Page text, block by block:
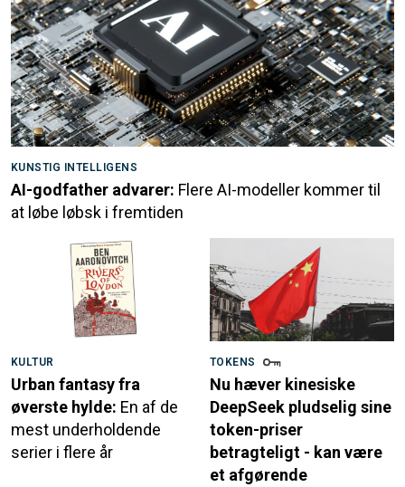
KUNSTIG INTELLIGENS
AI-godfather advarer: Flere AI-modeller kommer til
at løbe løbsk i fremtiden
KULTUR
Urban fantasy fra
øverste hylde: En af de
mest underholdende
serier i flere år
TOKENS
Nu hæver kinesiske
DeepSeek pludselig sine
token-priser
betragteligt - kan være
et afgørende